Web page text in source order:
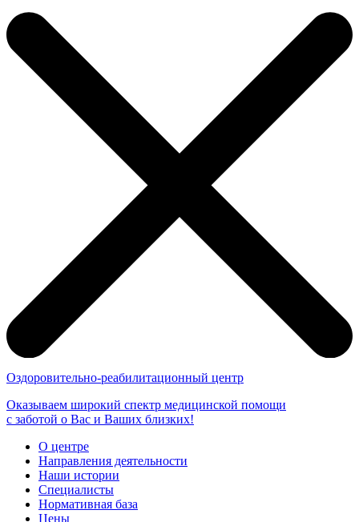
Оздоровительно-реабилитационный центр
Оказываем широкий спектр медицинской помощи
с заботой о Вас и Ваших близких!
О центре
Направления деятельности
Наши истории
Специалисты
Нормативная база
Цены